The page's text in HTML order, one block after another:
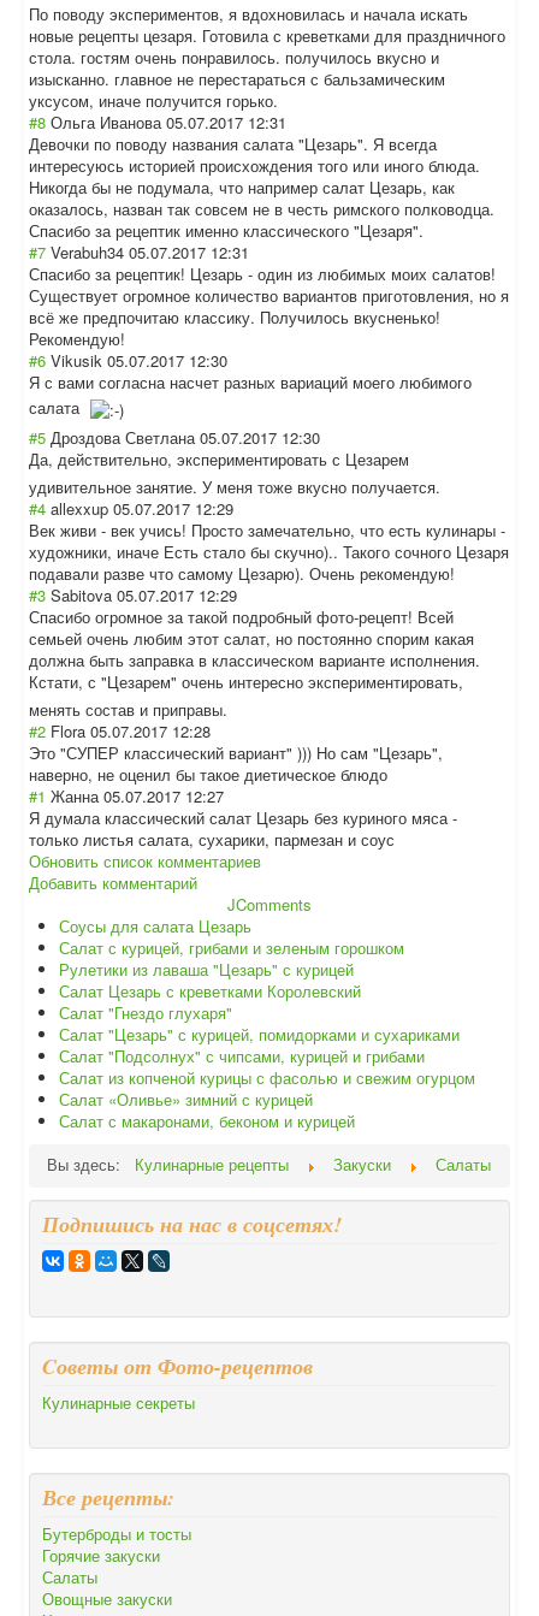
По поводу экспериментов, я вдохновилась и начала искать
новые рецепты цезаря. Готовила с креветками для праздничного
стола. гостям очень понравилось. получилось вкусно и
изысканно. главное не перестараться с бальзамическим
уксусом, иначе получится горько.
#8 Ольга Иванова 05.07.2017 12:31
Девочки по поводу названия салата "Цезарь". Я всегда
интересуюсь историей происхождения того или иного блюда.
Никогда бы не подумала, что например салат Цезарь, как
оказалось, назван так совсем не в честь римского полководца.
Спасибо за рецептик именно классического "Цезаря".
#7 Verabuh34 05.07.2017 12:31
Спасибо за рецептик! Цезарь - один из любимых моих салатов!
Существует огромное количество вариантов приготовления, но я
всё же предпочитаю классику. Получилось вкусненько!
Рекомендую!
#6 Vikusik 05.07.2017 12:30
Я с вами согласна насчет разных вариаций моего любимого
салата
#5 Дроздова Светлана 05.07.2017 12:30
Да, действительно, экспериментировать с Цезарем
удивительное занятие. У меня тоже вкусно получается.
#4 allexxup 05.07.2017 12:29
Век живи - век учись! Просто замечательно, что есть кулинары -
художники, иначе Есть стало бы скучно).. Такого сочного Цезаря
подавали разве что самому Цезарю). Очень рекомендую!
#3 Sabitova 05.07.2017 12:29
Спасибо огромное за такой подробный фото-рецепт! Всей
семьей очень любим этот салат, но постоянно спорим какая
должна быть заправка в классическом варианте исполнения.
Кстати, с "Цезарем" очень интересно экспериментировать,
менять состав и приправы.
#2 Flora 05.07.2017 12:28
Это "СУПЕР классический вариант" ))) Но сам "Цезарь",
наверно, не оценил бы такое диетическое блюдо
#1 Жанна 05.07.2017 12:27
Я думала классический салат Цезарь без куриного мяса -
только листья салата, сухарики, пармезан и соус
Обновить список комментариев
Добавить комментарий
JComments
Соусы для салата Цезарь
Салат с курицей, грибами и зеленым горошком
Рулетики из лаваша "Цезарь" с курицей
Салат Цезарь с креветками Королевский
Салат "Гнездо глухаря"
Салат "Цезарь" с курицей, помидорками и сухариками
Салат "Подсолнух" с чипсами, курицей и грибами
Салат из копченой курицы с фасолью и свежим огурцом
Салат «Оливье» зимний с курицей
Салат с макаронами, беконом и курицей
Вы здесь:
Кулинарные рецепты Закуски Салаты
Подпишись на нас в соцсетях!
Cоветы от Фото-рецептов
Кулинарные секреты
Все рецепты:
Бутерброды и тосты
Горячие закуски
Салаты
Овощные закуски